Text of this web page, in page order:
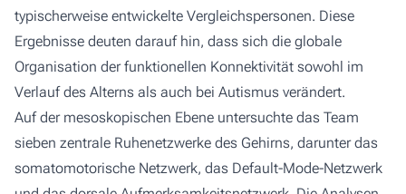
typischerweise entwickelte Vergleichspersonen. Diese
Ergebnisse deuten darauf hin, dass sich die globale
Organisation der funktionellen Konnektivität sowohl im
Verlauf des Alterns als auch bei Autismus verändert.
Auf der mesoskopischen Ebene untersuchte das Team
sieben zentrale Ruhenetzwerke des Gehirns, darunter das
somatomotorische Netzwerk, das Default-Mode-Netzwerk